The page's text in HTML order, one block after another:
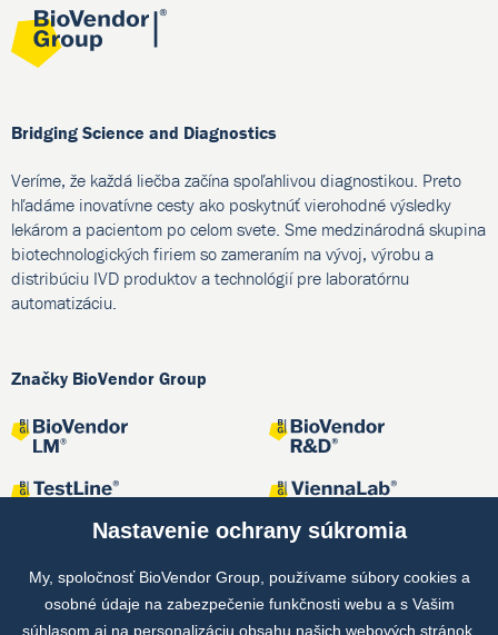
Bridging Science and Diagnostics
Veríme, že každá liečba začína spoľahlivou diagnostikou. Preto
hľadáme inovatívne cesty ako poskytnúť vierohodné výsledky
lekárom a pacientom po celom svete. Sme medzinárodná skupina
biotechnologických firiem so zameraním na vývoj, výrobu a
distribúciu IVD produktov a technológií pre laboratórnu
automatizáciu.
Značky BioVendor Group
Spoločné projekty
Nastavenie ochrany súkromia
My, spoločnosť BioVendor Group, používame súbory cookies a
osobné údaje na zabezpečenie funkčnosti webu a s Vašim
súhlasom aj na personalizáciu obsahu našich webových stránok.